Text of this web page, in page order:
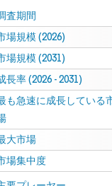
査期間
場規模 (2026)
場規模 (2031)
長率 (2026 - 2031)
も急速に成長している
大市場
場集中度
像 © Mordor Intelligence。
表示が必要です。